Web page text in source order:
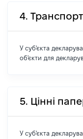
4.
У суб'єкта
об'єкти для
5. Цінні
У суб'єкта